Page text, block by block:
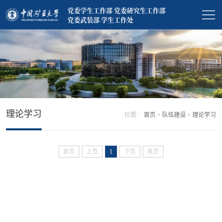
党委学生工作部 党委研究生工作部
党委武装部 学生工作处
理论学习 位置：首页 > 队伍建设 >理论学习
首页 上页 1 下页 尾页